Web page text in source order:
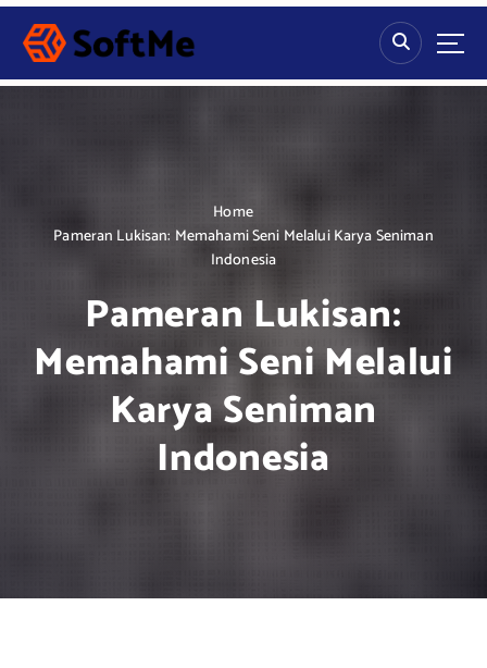
S
p
Home
Pameran Lukisan: Memahami Seni Melalui Karya Seniman
Indonesia
Pameran Lukisan:
Memahami Seni Melalui
Karya Seniman
Indonesia